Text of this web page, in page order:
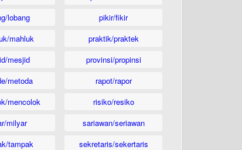
lobang
mahluk
mesjid
metoda
mencolok
milyar
tampak
pikir/fikir
praktik/praktek
provinsi/propinsi
rapot/rapor
risiko/resiko
sariawan/seriawan
sekretaris/sekertaris